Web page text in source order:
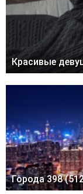
Красивые
Города 398